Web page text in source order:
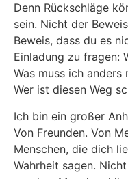
Denn Rückschläge
sein. Nicht der
Beweis, dass du es
Einladung zu fragen:
Was muss ich anders
Wer ist diesen Weg
Ich bin ein großer
Von Freunden. Von
Menschen, die dich
Wahrheit sagen.